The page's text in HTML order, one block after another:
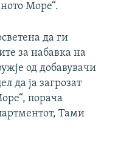
Море“.
да ги
за набавка на
од добавувачи
да ја загрозат
порача
Тами